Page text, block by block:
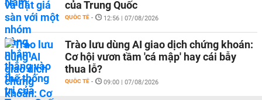
của Trung Quốc
QUỐC TẾ - 12:56 | 07/08/2026
Trào lưu dùng AI giao dịch chứng khoán:
Cơ hội vươn tầm 'cá mập' hay cái bẫy
thua lỗ?
QUỐC TẾ - 09:00 | 07/08/2026